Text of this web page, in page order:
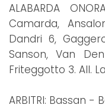
ALABARDA
Camarda,
Dandri 6,
Sanson, Van
Friteggotto 3. All.
ARBITRI: Bassan -